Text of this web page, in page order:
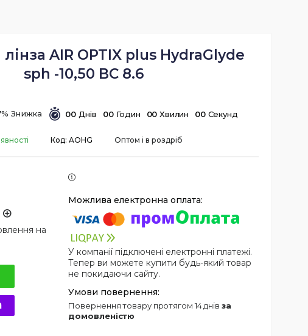
AIR OPTIX plus HydraGlyde
sph -10,50 BC 8.6
00 Днів 00 Годин 00 Хвилин 00 Секунд
Оптом і в роздріб
Код: AOHG
на
У компанії підключені електронні платежі.
Тепер ви можете купити будь-який товар
не покидаючи сайту.
повернення товару протягом 14 днів за
домовленістю